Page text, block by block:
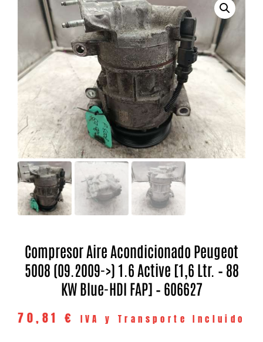
Compresor Aire Acondicionado Peugeot
5008 (09.2009->) 1.6 Active [1,6 Ltr. – 88
KW Blue-HDI FAP] – 606627
70,81 € IVA y Transporte Incluido